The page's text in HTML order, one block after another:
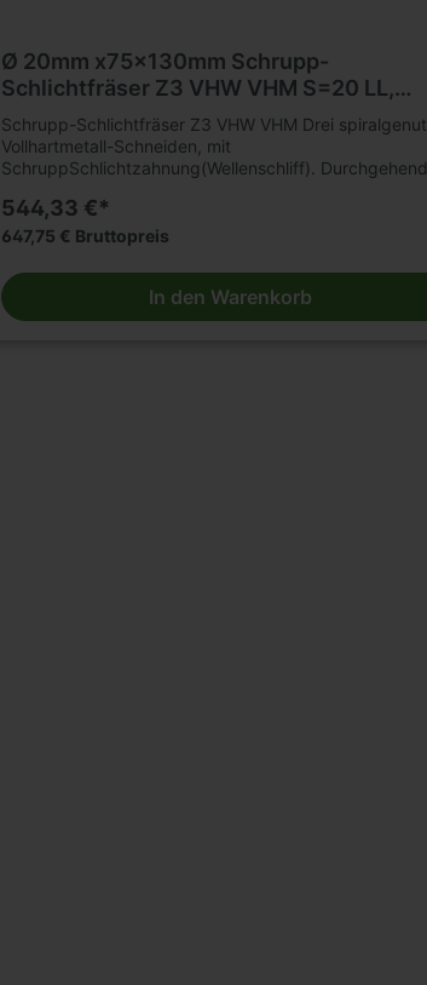
Ø 20mm x75x130mm Schrupp-
Schlichtfräser Z3 VHW VHM S=20 LL,
Beschichtet
Schrupp-Schlichtfräser Z3 VHW VHM Drei
Vollhartmetall-Schneiden, mit
SchruppSchlichtzahnung(Wellenschliff). Durchgehend
mechanischen Vorschub. Mit Beschichtung für höhere
Verschleißfestigkeit und längere Standwege. Zum
Qualität von Holz- und Plattenwerkstoffen
unterschiedlichster Zusammensetzung auf CNC-
Oberfräsen. Hohe Standzeiten und geringe
544,33 €*
647,75 € Bruttopreis
In den Warenkorb